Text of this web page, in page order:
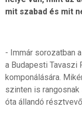
mit szabad és mit
- Immár sorozatban
a Budapesti Tavaszi
komponálására.
szinten is
óta állandó